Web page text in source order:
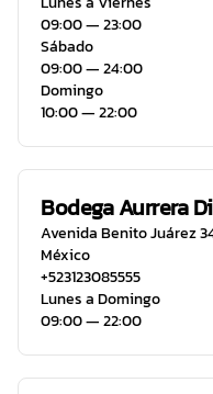
09:00 ― 23:00
Sábado
09:00 ― 24:00
Domingo
10:00 ― 22:00
Bodega Aurrera
Avenida Benito Juárez
México
+523123085555
Lunes a Domingo
09:00 ― 22:00